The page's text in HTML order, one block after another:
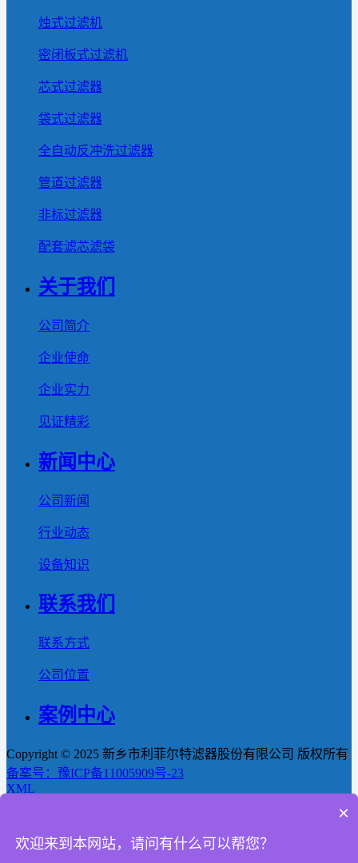
烛式过滤机
密闭板式过滤机
芯式过滤器
袋式过滤器
全自动反冲洗过滤器
管道过滤器
非标过滤器
配套滤芯滤袋
关于我们
公司简介
企业使命
企业实力
见证精彩
新闻中心
公司新闻
行业动态
设备知识
联系我们
联系方式
公司位置
案例中心
Copyright © 2025 新乡市利菲尔特滤器股份有限公司 版权所有
备案号：豫ICP备11005909号-23
XML
产品
×
欢迎来到本网站，请问有什么可以帮您？